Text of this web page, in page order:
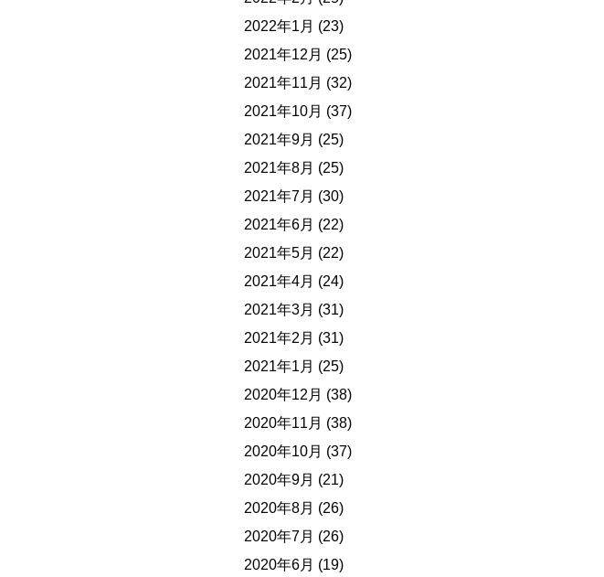
2022年1月 (23)
2021年12月 (25)
2021年11月 (32)
2021年10月 (37)
2021年9月 (25)
2021年8月 (25)
2021年7月 (30)
2021年6月 (22)
2021年5月 (22)
2021年4月 (24)
2021年3月 (31)
2021年2月 (31)
2021年1月 (25)
2020年12月 (38)
2020年11月 (38)
2020年10月 (37)
2020年9月 (21)
2020年8月 (26)
2020年7月 (26)
2020年6月 (19)